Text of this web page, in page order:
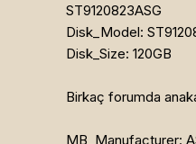
ST9120823ASG
Disk_Model:
Disk_Size: 120GB
Birkaç forumda
MB_Manufacturer: